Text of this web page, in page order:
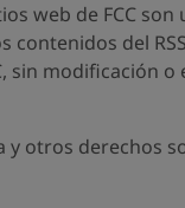
web de FCC
contenidos del
sin modificación
y otros derechos